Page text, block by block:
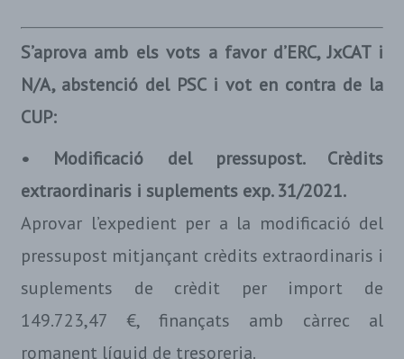
S’aprova amb els vots a favor d’ERC, JxCAT i
N/A, abstenció del PSC i vot en contra de la
CUP:
• Modificació del pressupost. Crèdits
extraordinaris i suplements exp. 31/2021.
Aprovar l’expedient per a la modificació del
pressupost mitjançant crèdits extraordinaris i
suplements de crèdit per import de
149.723,47 €, finançats amb càrrec al
romanent líquid de tresoreria.